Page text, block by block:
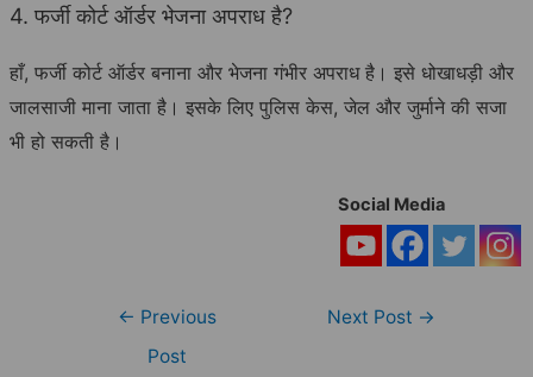
4. फर्जी कोर्ट ऑर्डर भेजना अपराध है?
हाँ, फर्जी कोर्ट ऑर्डर बनाना और भेजना गंभीर अपराध है। इसे धोखाधड़ी और
जालसाजी माना जाता है। इसके लिए पुलिस केस, जेल और जुर्माने की सजा
भी हो सकती है।
Social Media
Post
navigation
← Previous
Post
Next Post →